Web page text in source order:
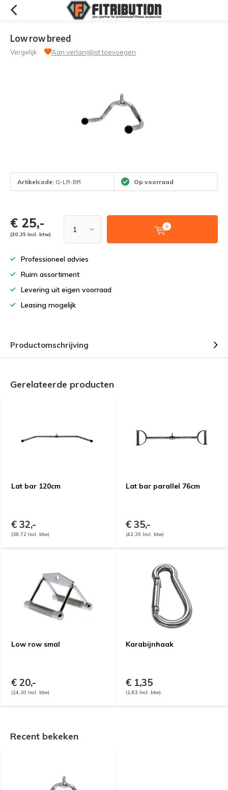
Low row breed
Vergelijk Aan verlanglijst toevoegen
Artikelcode: G-LR-BR Op voorraad
€ 25,-
(30,25 Incl. btw)
Professioneel advies
Ruim assortiment
Levering uit eigen voorraad
Leasing mogelijk
Productomschrijving
Gerelateerde producten
Lat bar 120cm
€ 32,-
(38,72 Incl. btw)
Lat bar parallel 76cm
€ 35,-
(42,35 Incl. btw)
Low row smal
€ 20,-
(24,20 Incl. btw)
Karabijnhaak
€ 1,35
(1,63 Incl. btw)
Recent bekeken